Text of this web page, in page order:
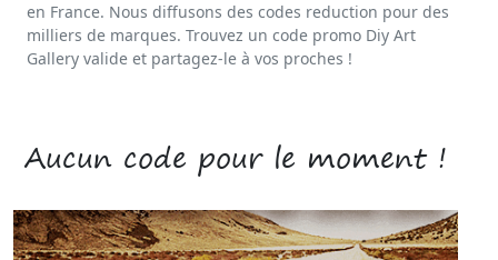
en France. Nous diffusons des codes reduction pour des
milliers de marques. Trouvez un code promo Diy Art
Gallery valide et partagez-le à vos proches !
Aucun code pour le moment !